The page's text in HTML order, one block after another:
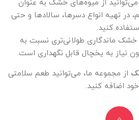
از میوه‌های خشک به عنوان
در تهیه انواع دسرها، سالادها و حتی
کنید.
خشک ماندگاری طولانی‌تری نسبت به
نیاز به یخچال قابل نگهداری است.
از مجموعه ما، می‌توانید طعم سلامتی
اضافه کنید.